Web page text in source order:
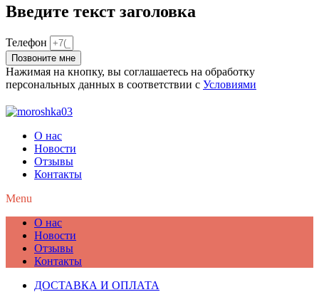
Введите текст заголовка
Телефон
Позвоните мне
Нажимая на кнопку, вы соглашаетесь на обработку
персональных данных в соответствии с Условиями
О нас
Новости
Отзывы
Контакты
Menu
О нас
Новости
Отзывы
Контакты
ДОСТАВКА И ОПЛАТА